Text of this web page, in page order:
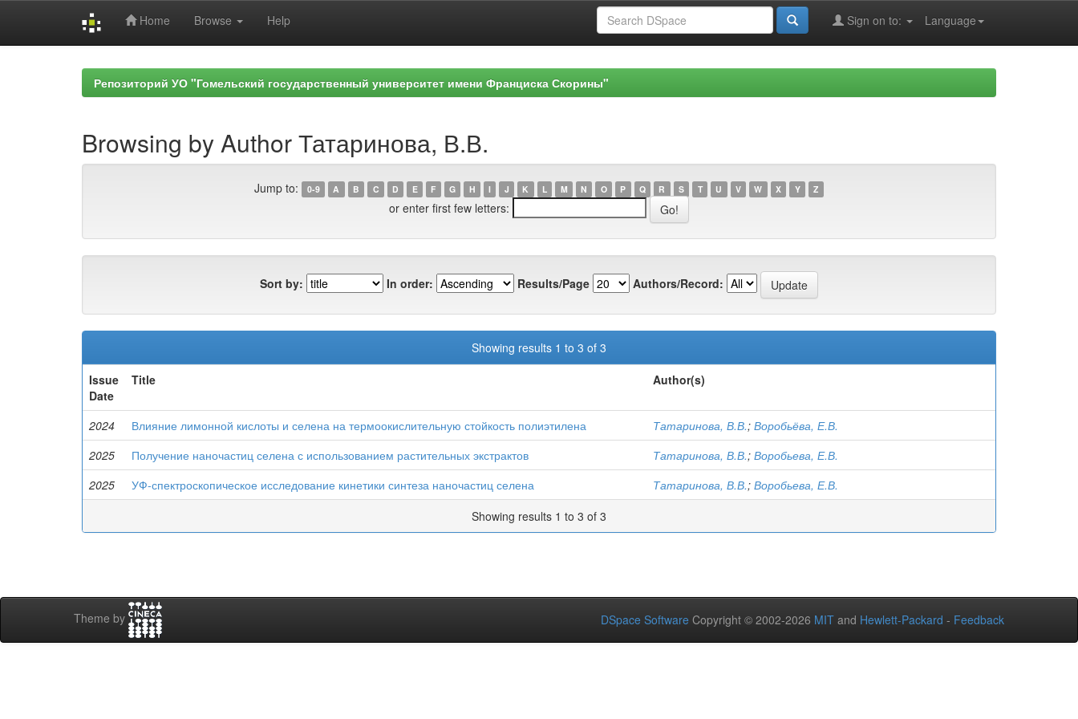
Home Browse Help Language
Sign on to:
Репозиторий УО "Гомельский государственный университет имени Франциска Скорины"
Browsing by Author Татаринова, В.В.
Jump to: 0-9 A B C D E F G H I J K L M N O P Q R S T U V W X Y Z
or enter first few letters:
Sort by: In order: Results/Page Authors/Record:
Showing results 1 to 3 of 3
Issue
Date
Title Author(s)
2024 Влияние лимонной кислоты и селена на термоокислительную стойкость полиэтилена Татаринова, В.В.; Воробьёва, Е.В.
2025
Получение наночастиц селена с использованием растительных экстрактов Татаринова, В.В.; Воробьева, Е.В.
2025
УФ-спектроскопическое исследование кинетики синтеза наночастиц селена Татаринова, В.В.; Воробьева, Е.В.
Showing results 1 to 3 of 3
Theme by DSpace Software Copyright © 2002-2026 MIT and Hewlett-Packard - Feedback